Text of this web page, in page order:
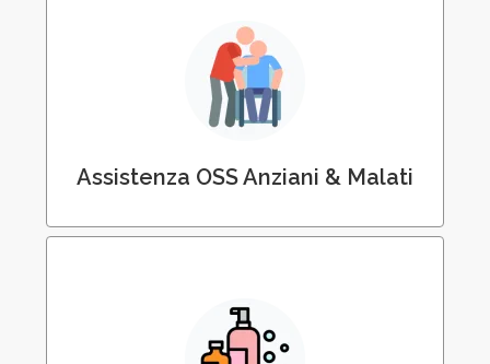
Assistenza OSS Anziani & Malati
Assistenza Domiciliare con Personale
OSS
Assistenza all’Igiene Personale del